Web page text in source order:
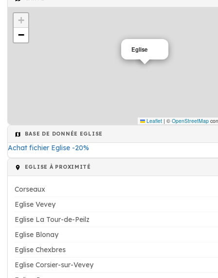
Eglise
+
−
Leaflet | © OpenStreetMap
BASE DE DONNÉE EGLISE
Achat fichier Eglise -20%
EGLISE À PROXIMITÉ
Corseaux
Eglise Vevey
Eglise La Tour-de-Peilz
Eglise Blonay
Eglise Chexbres
Eglise Corsier-sur-Vevey